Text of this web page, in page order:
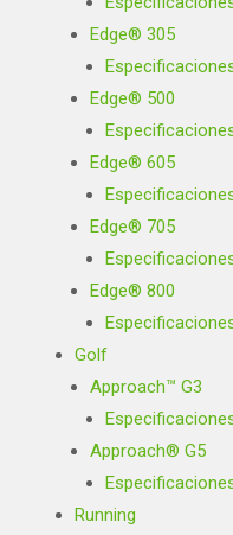
Edge® 305
Edge® 500
Edge® 605
Edge® 705
Edge® 800
Golf
Approach™ G3
Approach® G5
Running